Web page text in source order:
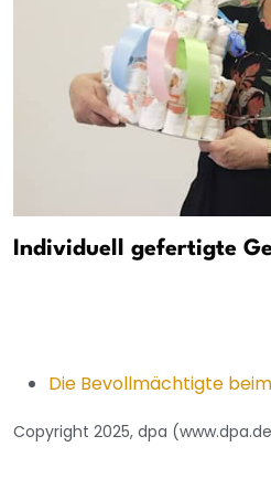
Individuell gefertigte
Die Bevollmächtigte
Copyright 2025, dpa